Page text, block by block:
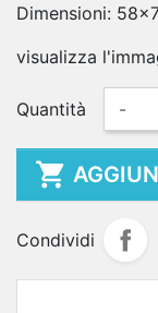
Dimensioni:
visualizza
Quantità -

Condividi